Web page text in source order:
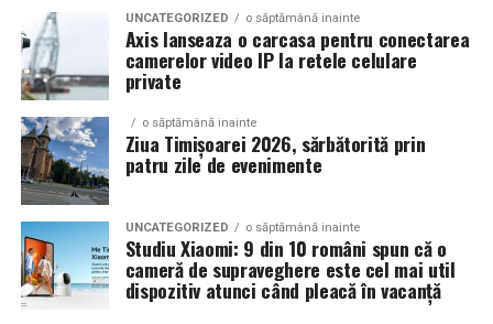
transparență, comunicare, recenzii și experiențe
pozitive oferite fiecărui client.
Cu cât investești mai mult în reputația afacerii tale, cu
atât vei depinde mai puțin de reduceri sau campanii
agresive de promovare. În online, încrederea este unul
dintre cele mai valoroase avantaje competitive și unul
dintre principalele motive pentru care un client te alege
și revine la tine.
UNCATEGORIZED o săptămână inainte
Axis lanseaza o carcasa pentru conectarea
camerelor video IP la retele celulare
private
o săptămână inainte
Ziua Timișoarei 2026, sărbătorită prin
patru zile de evenimente
UNCATEGORIZED o săptămână inainte
Studiu Xiaomi: 9 din 10 români spun că o
cameră de supraveghere este cel mai util
dispozitiv atunci când pleacă în vacanță